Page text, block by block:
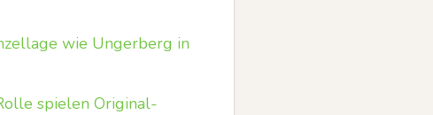
wie Ungerberg in
spielen Original-